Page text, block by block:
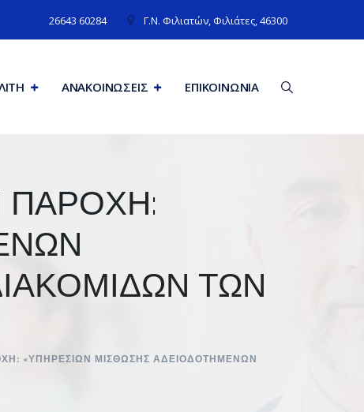
26643 60284 Γ.N. Φιλιατών, Φιλιάτες, 46300
ΑΝΑΚΟΙΝΩΣΕΙΣ ΕΠΙΚΟΙΝΩΝΊΑ
ΠΑΡΟΧΗ:
ΤΩΝ
«ΥΠΗΡΕΣΙΩΝ ΜΙΣΘΩΣΗΣ ΑΔΕΙΟΔΟΤΗΜΕΝΩΝ